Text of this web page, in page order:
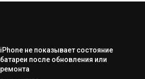
iPhone не показывает состояние
батареи после обновления или
ремонта